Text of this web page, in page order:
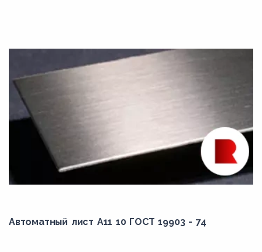
Автоматный лист А11 10 ГОСТ 19903 - 74